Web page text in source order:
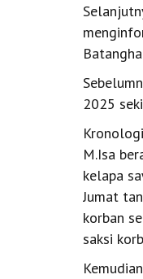
2025
M.Isa
kelapa
Jumat
korban
saksi